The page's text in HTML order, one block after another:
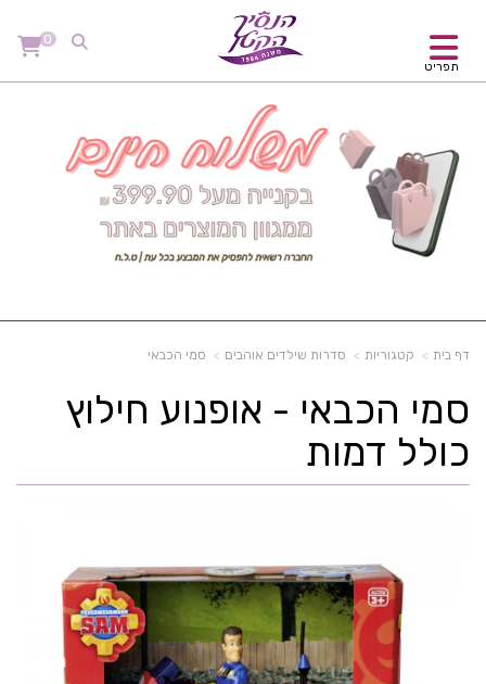
תפריט
0
דף בית קטגוריות סדרות שילדים אוהבים סמי הכבאי
סמי הכבאי - אופנוע חילוץ
כולל דמות